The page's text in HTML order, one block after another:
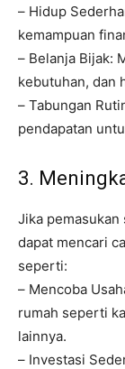
– Hidup
kemampuan
– Belanja Bijak:
kebutuhan, dan
– Tabungan
pendapatan
3.
Jika
dapat mencari
seperti:
– Mencoba
rumah seperti
lainnya.
– Investasi